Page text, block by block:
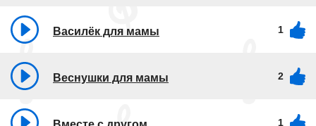
Василёк для мамы 1
Веснушки для мамы 2
1